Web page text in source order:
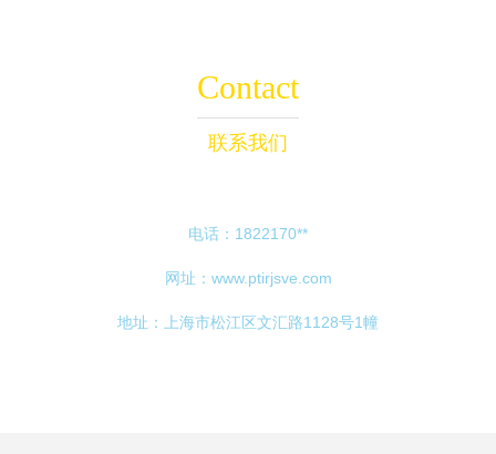
Contact
联系我们
电话：1822170**
网址： www.ptirjsve.com
地址：上海市松江区文汇路1128号1幢